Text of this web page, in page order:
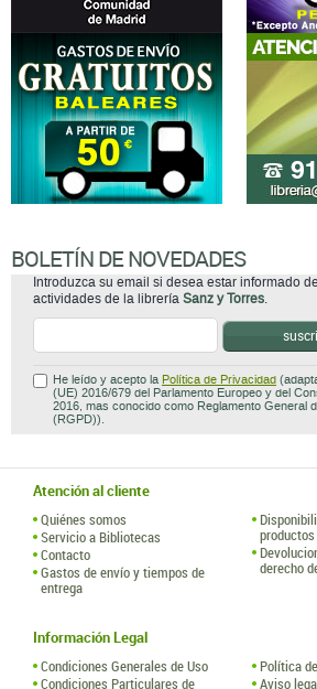
BOLETÍN DE NOVEDADES
Introduzca su email si desea estar informado
actividades de la librería Sanz y Torres.
He leído y acepto la Política de Privacidad
(UE) 2016/679 del Parlamento Europeo y del
2016, mas conocido como Reglamento General
(RGPD)).
Atención al cliente
Quiénes somos
Servicio a Bibliotecas
Contacto
Gastos de envío y tiempos de
entrega
productos
derecho
Información Legal
Condiciones Generales de Uso
Condiciones Particulares de
Política
Aviso